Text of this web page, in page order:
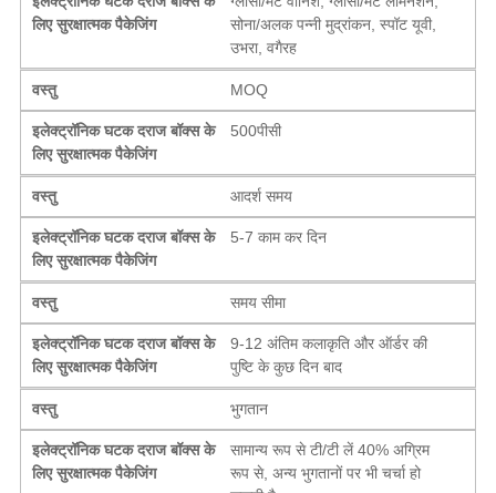
लिए सुरक्षात्मक पैकेजिंग
सोना/अलक पन्नी मुद्रांकन, स्पॉट यूवी,
उभरा, वगैरह
वस्तु MOQ
इलेक्ट्रॉनिक घटक दराज बॉक्स के
लिए सुरक्षात्मक पैकेजिंग
500पीसी
वस्तु आदर्श समय
इलेक्ट्रॉनिक घटक दराज बॉक्स के
लिए सुरक्षात्मक पैकेजिंग
5-7 काम कर दिन
वस्तु समय सीमा
इलेक्ट्रॉनिक घटक दराज बॉक्स के
लिए सुरक्षात्मक पैकेजिंग
9-12 अंतिम कलाकृति और ऑर्डर की
पुष्टि के कुछ दिन बाद
वस्तु भुगतान
इलेक्ट्रॉनिक घटक दराज बॉक्स के
लिए सुरक्षात्मक पैकेजिंग
सामान्य रूप से टी/टी लें 40% अग्रिम
रूप से, अन्य भुगतानों पर भी चर्चा हो